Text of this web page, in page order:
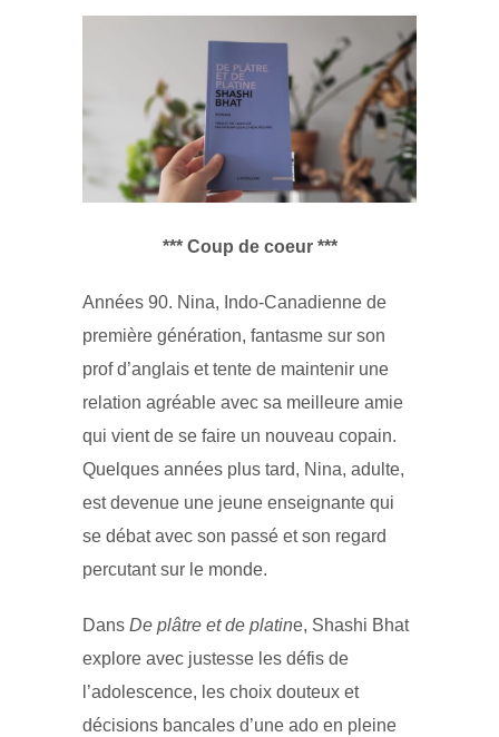
*** Coup de coeur ***
Années 90. Nina, Indo-Canadienne de
première génération, fantasme sur son
prof d’anglais et tente de maintenir une
relation agréable avec sa meilleure amie
qui vient de se faire un nouveau copain.
Quelques années plus tard, Nina, adulte,
est devenue une jeune enseignante qui
se débat avec son passé et son regard
percutant sur le monde.
Dans De plâtre et de platine, Shashi Bhat
explore avec justesse les défis de
l’adolescence, les choix douteux et
décisions bancales d’une ado en pleine